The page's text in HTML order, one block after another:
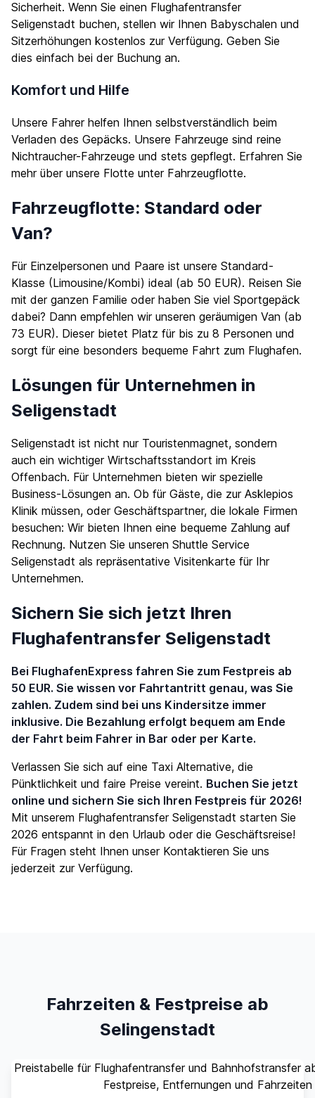
Sicherheit. Wenn Sie einen Flughafentransfer
Seligenstadt buchen, stellen wir Ihnen Babyschalen und
Sitzerhöhungen kostenlos zur Verfügung. Geben Sie
dies einfach bei der Buchung an.
Komfort und Hilfe
Unsere Fahrer helfen Ihnen selbstverständlich beim
Verladen des Gepäcks. Unsere Fahrzeuge sind reine
Nichtraucher-Fahrzeuge und stets gepflegt. Erfahren Sie
mehr über unsere Flotte unter Fahrzeugflotte.
Fahrzeugflotte: Standard oder
Van?
Für Einzelpersonen und Paare ist unsere Standard-
Klasse (Limousine/Kombi) ideal (ab 50 EUR). Reisen Sie
mit der ganzen Familie oder haben Sie viel Sportgepäck
dabei? Dann empfehlen wir unseren geräumigen Van (ab
73 EUR). Dieser bietet Platz für bis zu 8 Personen und
sorgt für eine besonders bequeme Fahrt zum Flughafen.
Lösungen für Unternehmen in
Seligenstadt
Seligenstadt ist nicht nur Touristenmagnet, sondern
auch ein wichtiger Wirtschaftsstandort im Kreis
Offenbach. Für Unternehmen bieten wir spezielle
Business-Lösungen an. Ob für Gäste, die zur Asklepios
Klinik müssen, oder Geschäftspartner, die lokale Firmen
besuchen: Wir bieten Ihnen eine bequeme Zahlung auf
Rechnung. Nutzen Sie unseren Shuttle Service
Seligenstadt als repräsentative Visitenkarte für Ihr
Unternehmen.
Sichern Sie sich jetzt Ihren
Flughafentransfer Seligenstadt
Bei FlughafenExpress fahren Sie zum Festpreis ab
50 EUR. Sie wissen vor Fahrtantritt genau, was Sie
zahlen. Zudem sind bei uns Kindersitze immer
inklusive. Die Bezahlung erfolgt bequem am Ende
der Fahrt beim Fahrer in Bar oder per Karte.
Verlassen Sie sich auf eine Taxi Alternative, die
Pünktlichkeit und faire Preise vereint. Buchen Sie jetzt
online und sichern Sie sich Ihren Festpreis für 2026!
Mit unserem Flughafentransfer Seligenstadt starten Sie
2026 entspannt in den Urlaub oder die Geschäftsreise!
Für Fragen steht Ihnen unser Kontaktieren Sie uns
jederzeit zur Verfügung.
Fahrzeiten & Festpreise ab
Selingenstadt
Preistabelle für Flughafentransfer und Bahnhofstransfer
Festpreise, Entfernungen und Fahrzeiten